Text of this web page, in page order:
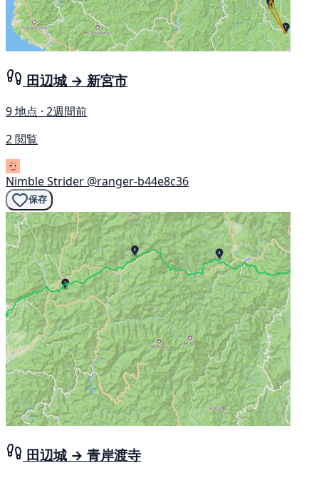
田辺城 → 新宮市
9 地点 · 2週間前
2 閲覧
Nimble Strider @ranger-b44e8c36
保存
田辺城 → 青岸渡寺